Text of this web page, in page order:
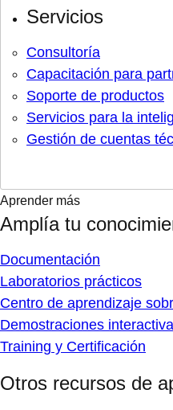
Servicios
Consultoría
Capacitación para
Soporte de productos
Servicios para la
Gestión de cuentas
Aprender más
Amplía tu
Documentación
Laboratorios prácticos
Centro de aprendizaje
Demostraciones
Training y Certificación
Otros recursos de